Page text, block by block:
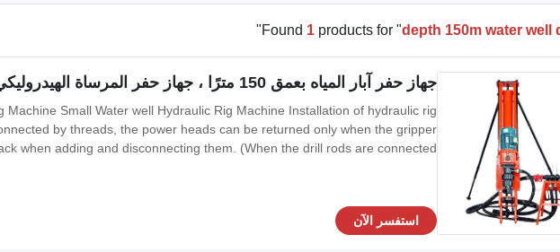
Found 1 products for "depth 150m water well
"
جهاز حفر آبار المياه بعمق 150 مترًا ، جهاز حفر المرساة الهيدروليكي
Machine Small Water well Hydraulic Rig Machine Installation of hydraulic rig
by threads, the power heads can be returned only when the gripper
when adding and disconnecting them. (When the drill rods are connected
استفسر الآن